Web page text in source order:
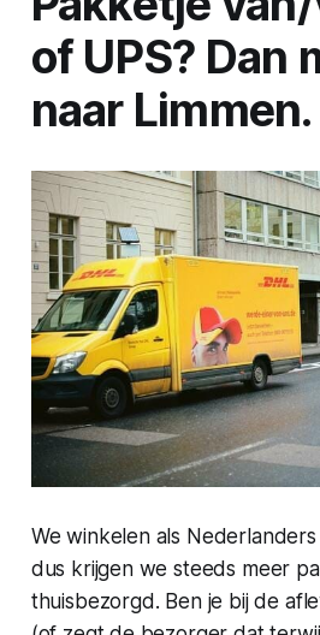
of UPS? Dan
naar Limmen.
We winkelen als
dus krijgen we steeds meer
thuisbezorgd. Ben je bij de